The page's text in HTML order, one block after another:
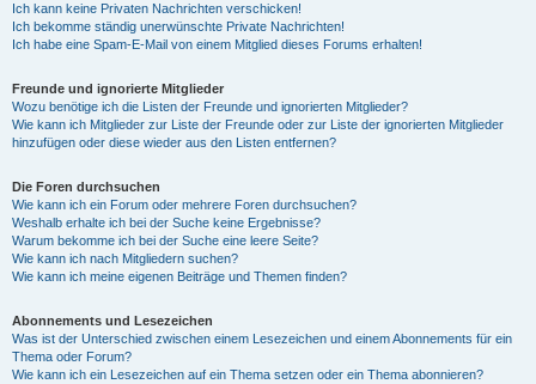
Ich kann keine Privaten Nachrichten verschicken!
Ich bekomme ständig unerwünschte Private Nachrichten!
Ich habe eine Spam-E-Mail von einem Mitglied dieses Forums erhalten!
Freunde und ignorierte Mitglieder
Wozu benötige ich die Listen der Freunde und ignorierten Mitglieder?
Wie kann ich Mitglieder zur Liste der Freunde oder zur Liste der ignorierten Mitglieder
hinzufügen oder diese wieder aus den Listen entfernen?
Die Foren durchsuchen
Wie kann ich ein Forum oder mehrere Foren durchsuchen?
Weshalb erhalte ich bei der Suche keine Ergebnisse?
Warum bekomme ich bei der Suche eine leere Seite?
Wie kann ich nach Mitgliedern suchen?
Wie kann ich meine eigenen Beiträge und Themen finden?
Abonnements und Lesezeichen
Was ist der Unterschied zwischen einem Lesezeichen und einem Abonnements für ein
Thema oder Forum?
Wie kann ich ein Lesezeichen auf ein Thema setzen oder ein Thema abonnieren?